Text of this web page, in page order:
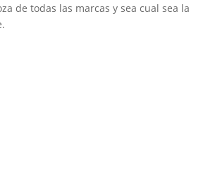
de todas las marcas y sea cual sea la